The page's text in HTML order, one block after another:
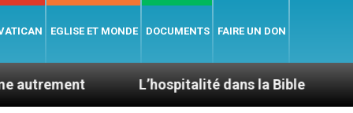
EGLISE ET MONDE DOCUMENTS FAIRE UN DON
L’hospitalité dans la Bible Le cardinal